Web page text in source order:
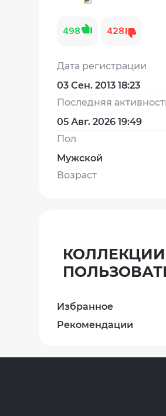
498 428
Дата регистрации
03 Сен. 2013 18:23
Последняя
05 Авг. 2026 19:49
Пол
Мужской
Возраст
КОЛЛЕКЦИИ
Избранное
Рекомендации